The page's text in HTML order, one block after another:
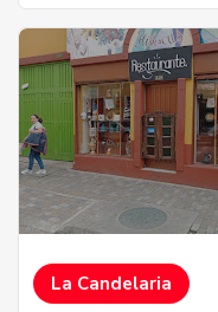
La Candelaria